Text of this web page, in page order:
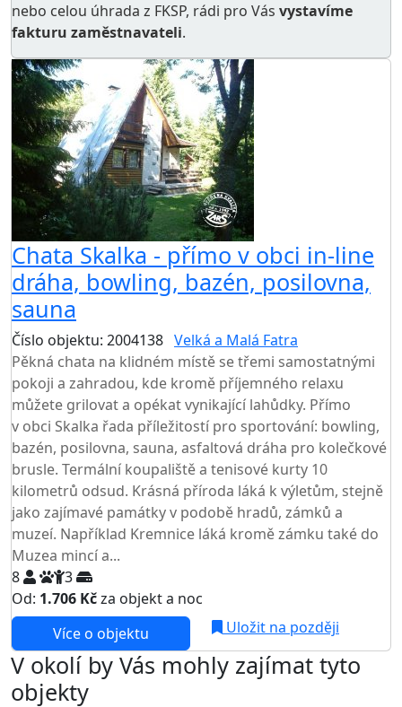
nebo celou úhrada z FKSP, rádi pro Vás vystavíme
fakturu zaměstnavateli.
Chata Skalka - přímo v obci in-line
dráha, bowling, bazén, posilovna,
sauna
Číslo objektu: 2004138 Velká a Malá Fatra
Pěkná chata na klidném místě se třemi samostatnými
pokoji a zahradou, kde kromě příjemného relaxu
můžete grilovat a opékat vynikající lahůdky. Přímo
v obci Skalka řada příležitostí pro sportování: bowling,
bazén, posilovna, sauna, asfaltová dráha pro kolečkové
brusle. Termální koupaliště a tenisové kurty 10
kilometrů odsud. Krásná příroda láká k výletům, stejně
jako zajímavé památky v podobě hradů, zámků a
muzeí. Například Kremnice láká kromě zámku také do
Muzea mincí a...
8
3
Od: 1.706 Kčza objekt a noc
Více o objektu
Uložit na později
V okolí by Vás mohly zajímat tyto
objekty